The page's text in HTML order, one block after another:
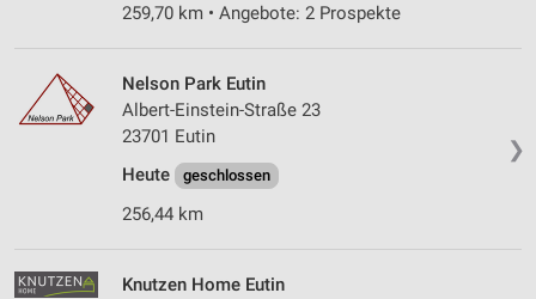
259,70 km • Angebote: 2 Prospekte
❯
Nelson Park Eutin
Albert-Einstein-Straße 23
23701 Eutin
Heute
geschlossen
256,44 km
Knutzen Home Eutin